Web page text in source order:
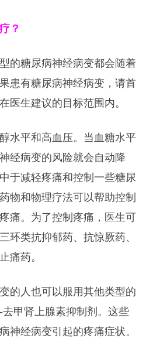
？
的糖尿病神经病变都会随着
患有糖尿病神经病变，请首
医生建议的目标范围内。
水平和高血压。当血糖水平
经病变的风险就会自动降
于减轻疼痛和控制一些糖尿
物和物理疗法可以帮助控制
痛。为了控制疼痛，医生可
环类抗抑郁药、抗惊厥药、
痛药。
的人也可以服用其他类型的
甲肾上腺素抑制剂。这些
神经病变引起的疼痛症状。